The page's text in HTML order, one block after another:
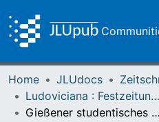
Home JLUdocs
Ludoviciana : Festzeitung zur dritten Jahrhundertfeier der Universität Gießen
Gießener studentisches Verbindungsleben nach den Befreiungskriegen